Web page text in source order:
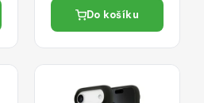
Do košíku